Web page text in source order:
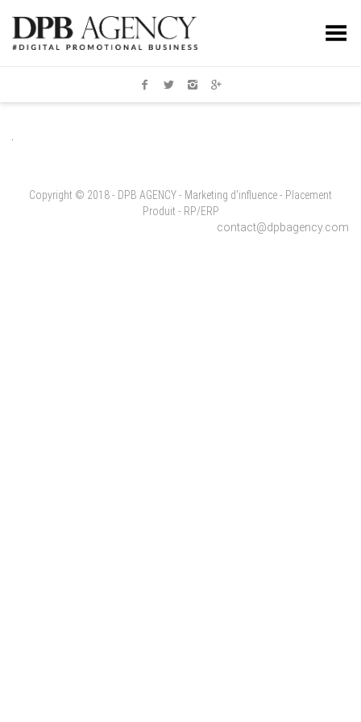
Toggle Menu
Copyright © 2018 - DPB AGENCY - Marketing d'influence - Placement
Produit - RP/ERP
contact@dpbagency.com